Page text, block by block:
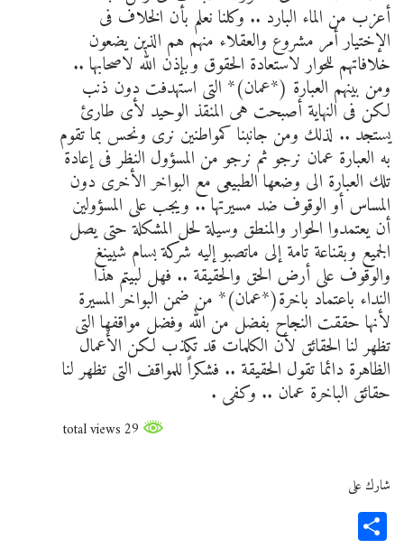
أعزب من الماء البارد .. وكلنا نعلم بأن الخلاف فى
الإختيار أمر مشروع والعقلاء منهم هم الذين يضعون
خلافاتهم للحوار لاستعادة الحقوق وبإذن الله لاصحابها ..
ومن بينهم العبارة (*عمان)* التى استهدفت دون ذنب
لكن فى النهاية أصبحت هى المنقذ الوحيد لأى طارئ
يستجد .. لذلك ومن جانبنا كمواطنين نرى ونحس بما تقوم
به العبارة عمان نرجو ثم نرجو من المسؤول النظر فى إعادة
تلك العبارة الى وضعها الطبيعى مع البواخر الأخرى دون
المساس أو الوقوف ضد مسيرتها .. ويجب على المسؤولين
أن يعتمدوا الحوار والمنطق وسيلة لحل المشكلة حتى يصل
الجميع وبقناعة تامة إلى ماتصبو إليه شركة بسام شيينغ
والوقوف على أرض الحق والحقيقة .. فهل لبيتم هذا
النداء باعتماد باخرة(*عمان)* من ضمن البواخر المسيرة
لأنها حققت النجاح بفضل من الله وفضل مواقفها التى
تظهر لنا الحقائق لأن الكلمات قد تكذب لكن الأعمال
الظاهرة دائما تقول الحقيقة .. فشكراً للمواقف التى تظهر لنا
حقائق الباخرة عمان .. وكفى .
شارك على